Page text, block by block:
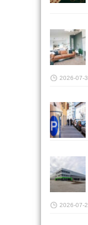
2026-07-
2026-07-